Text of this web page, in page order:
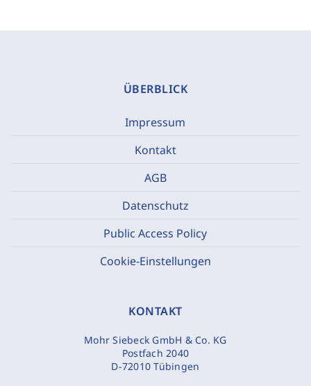
ÜBERBLICK
Impressum
Kontakt
AGB
Datenschutz
Public Access Policy
Cookie-Einstellungen
KONTAKT
Mohr Siebeck GmbH & Co. KG
Postfach 2040
D-72010 Tübingen